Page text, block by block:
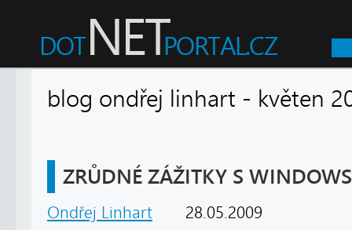
blog ondřej linhart -
ZRŮDNÉ ZÁŽITKY S
Ondřej Linhart 28.05.2009